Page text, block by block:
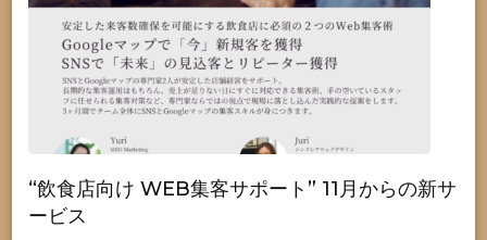
“飲食店向け WEB集客サポート” 11月からの新サ
ービス